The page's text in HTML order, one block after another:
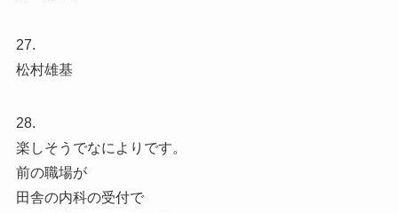
27.
松村雄基
28.
楽しそうでなによりです。
前の職場が
田舎の内科の受付で